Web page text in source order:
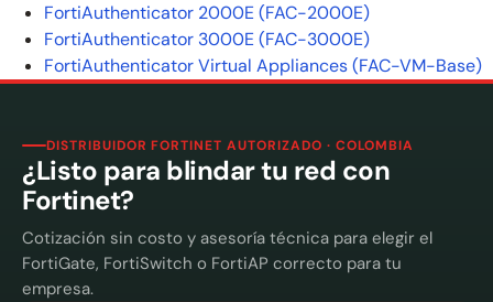
FortiAuthenticator 2000E (FAC-2000E)
FortiAuthenticator 3000E (FAC-3000E)
FortiAuthenticator Virtual Appliances (FAC-VM-Base)
DISTRIBUIDOR FORTINET AUTORIZADO · COLOMBIA
¿Listo para blindar tu red con
Fortinet?
Cotización sin costo y asesoría técnica para elegir el
FortiGate, FortiSwitch o FortiAP correcto para tu
empresa.